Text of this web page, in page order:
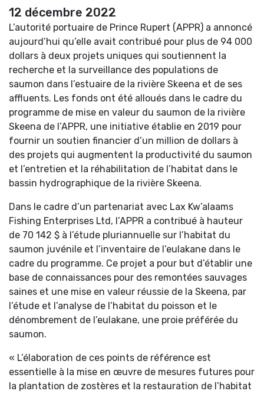
12 décembre 2022
L’autorité portuaire de Prince Rupert (APPR) a annoncé
aujourd’hui qu’elle avait contribué pour plus de 94 000
dollars à deux projets uniques qui soutiennent la
recherche et la surveillance des populations de
saumon dans l’estuaire de la rivière Skeena et de ses
affluents. Les fonds ont été alloués dans le cadre du
programme de mise en valeur du saumon de la rivière
Skeena de l’APPR, une initiative établie en 2019 pour
fournir un soutien financier d’un million de dollars à
des projets qui augmentent la productivité du saumon
et l’entretien et la réhabilitation de l’habitat dans le
bassin hydrographique de la rivière Skeena.
Dans le cadre d’un partenariat avec Lax Kw’alaams
Fishing Enterprises Ltd, l’APPR a contribué à hauteur
de 70 142 $ à l’étude pluriannuelle sur l’habitat du
saumon juvénile et l’inventaire de l’eulakane dans le
cadre du programme. Ce projet a pour but d’établir une
base de connaissances pour des remontées sauvages
saines et une mise en valeur réussie de la Skeena, par
l’étude et l’analyse de l’habitat du poisson et le
dénombrement de l’eulakane, une proie préférée du
saumon.
« L’élaboration de ces points de référence est
essentielle à la mise en œuvre de mesures futures pour
la plantation de zostères et la restauration de l’habitat